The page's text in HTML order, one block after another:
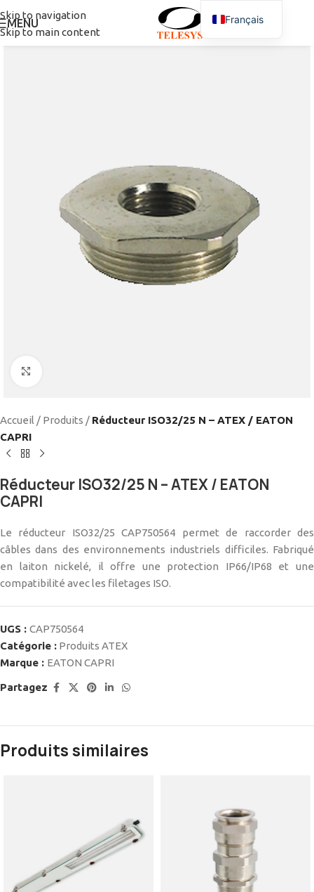
Skip to navigation
Skip to main content
MENU
Accueil / Produits / Réducteur ISO32/25 N – ATEX / EATON
CAPRI
Réducteur ISO32/25 N – ATEX / EATON
CAPRI
Le réducteur ISO32/25 CAP750564 permet de raccorder des
câbles dans des environnements industriels difficiles. Fabriqué
en laiton nickelé, il offre une protection IP66/IP68 et une
compatibilité avec les filetages ISO.
UGS : CAP750564
Catégorie : Produits ATEX
Marque : EATON CAPRI
Partagez
Produits similaires
Français